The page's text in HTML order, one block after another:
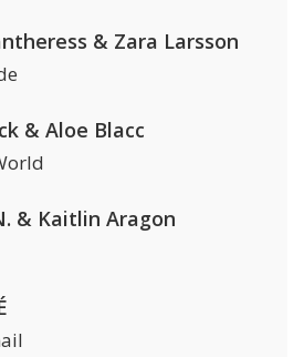
& Zara Larsson
& Aloe Blacc
& Kaitlin Aragon